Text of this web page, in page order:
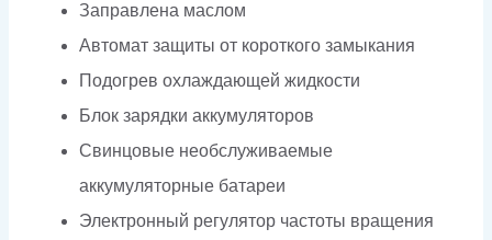
Заправлена маслом
Автомат защиты от короткого замыкания
Подогрев охлаждающей жидкости
Блок зарядки аккумуляторов
Свинцовые необслуживаемые
аккумуляторные батареи
Электронный регулятор частоты вращения